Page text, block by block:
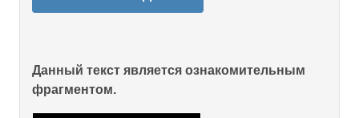
Данный текст является ознакомительным
фрагментом.